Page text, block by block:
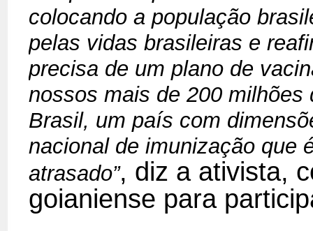
colocando a população
pelas vidas brasileiras e
precisa de um plano de
nossos mais de 200
Brasil, um país com
nacional de imunização que
atrasado”, diz a ativista,
goianiense para